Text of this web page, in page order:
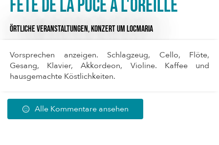
Fête de la Puce à l'Oreille
ÖRTLICHE VERANSTALTUNGEN,KONZERTUM LOCMARIA
Vorsprechen anzeigen. Schlagzeug, Cello, Flöte,
Gesang, Klavier, Akkordeon, Violine. Kaffee und
hausgemachte Köstlichkeiten.
Alle Kommentare ansehen